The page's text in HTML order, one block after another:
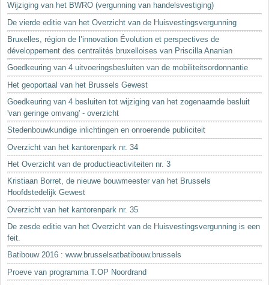
Wijziging van het BWRO (vergunning van handelsvestiging)
De vierde editie van het Overzicht van de Huisvestingsvergunning
Bruxelles, région de l’innovation Évolution et perspectives de
développement des centralités bruxelloises van Priscilla Ananian
Goedkeuring van 4 uitvoeringsbesluiten van de mobiliteitsordonnantie
Het geoportaal van het Brussels Gewest
Goedkeuring van 4 besluiten tot wijziging van het zogenaamde besluit
'van geringe omvang' - overzicht
Stedenbouwkundige inlichtingen en onroerende publiciteit
Overzicht van het kantorenpark nr. 34
Het Overzicht van de productieactiviteiten nr. 3
Kristiaan Borret, de nieuwe bouwmeester van het Brussels
Hoofdstedelijk Gewest
Overzicht van het kantorenpark nr. 35
De zesde editie van het Overzicht van de Huisvestingsvergunning is een
feit.
Batibouw 2016 : www.brusselsatbatibouw.brussels
Proeve van programma T.OP Noordrand